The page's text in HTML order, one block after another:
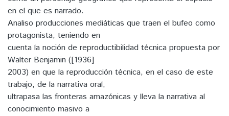
en el que es narrado.
Analiso producciones mediáticas que traen el bufeo como
protagonista, teniendo en
cuenta la noción de reproductibilidad técnica propuesta por
Walter Benjamin ([1936]
2003) en que la reproducción técnica, en el caso de este
trabajo, de la narrativa oral,
ultrapasa las fronteras amazónicas y lleva la narrativa al
conocimiento masivo a